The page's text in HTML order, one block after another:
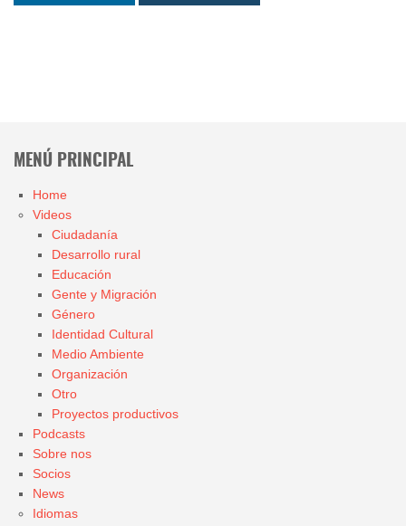
MENÚ PRINCIPAL
Home
Videos
Ciudadanía
Desarrollo rural
Educación
Gente y Migración
Género
Identidad Cultural
Medio Ambiente
Organización
Otro
Proyectos productivos
Podcasts
Sobre nos
Socios
News
Idiomas